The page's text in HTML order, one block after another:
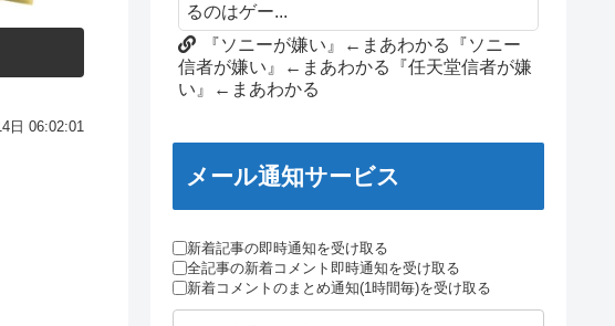
事態に
は事実。」
日 06:02:01
るのはゲー...
『ソニーが嫌い』←まあわかる『ソニー
信者が嫌い』←まあわかる『任天堂信者が嫌
い』←まあわかる
メール通知サービス
新着記事の即時通知を受け取る
全記事の新着コメント即時通知を受け取る
新着コメントのまとめ通知(1時間毎)を受け取る